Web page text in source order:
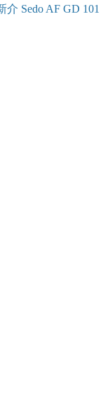
介 Sedo AF GD 101